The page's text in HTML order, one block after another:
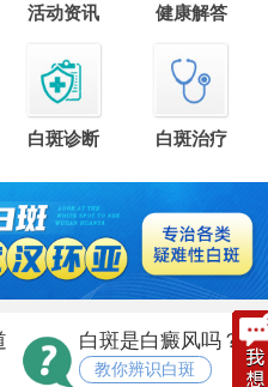
活动资讯 健康解答
白斑诊断 白斑治疗
白斑是白癜风吗？
教你辨识白斑